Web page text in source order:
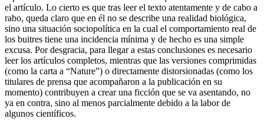
el artículo. Lo cierto es que tras leer el texto atentamente y de cabo a
rabo, queda claro que en él no se describe una realidad biológica,
sino una situación sociopolítica en la cual el comportamiento real de
los buitres tiene una incidencia mínima y de hecho es una simple
excusa. Por desgracia, para llegar a estas conclusiones es necesario
leer los artículos completos, mientras que las versiones comprimidas
(como la carta a “Nature”) o directamente distorsionadas (como los
titulares de prensa que acompañaron a la publicación en su
momento) contribuyen a crear una ficción que se va asentando, no
ya en contra, sino al menos parcialmente debido a la labor de
algunos científicos.